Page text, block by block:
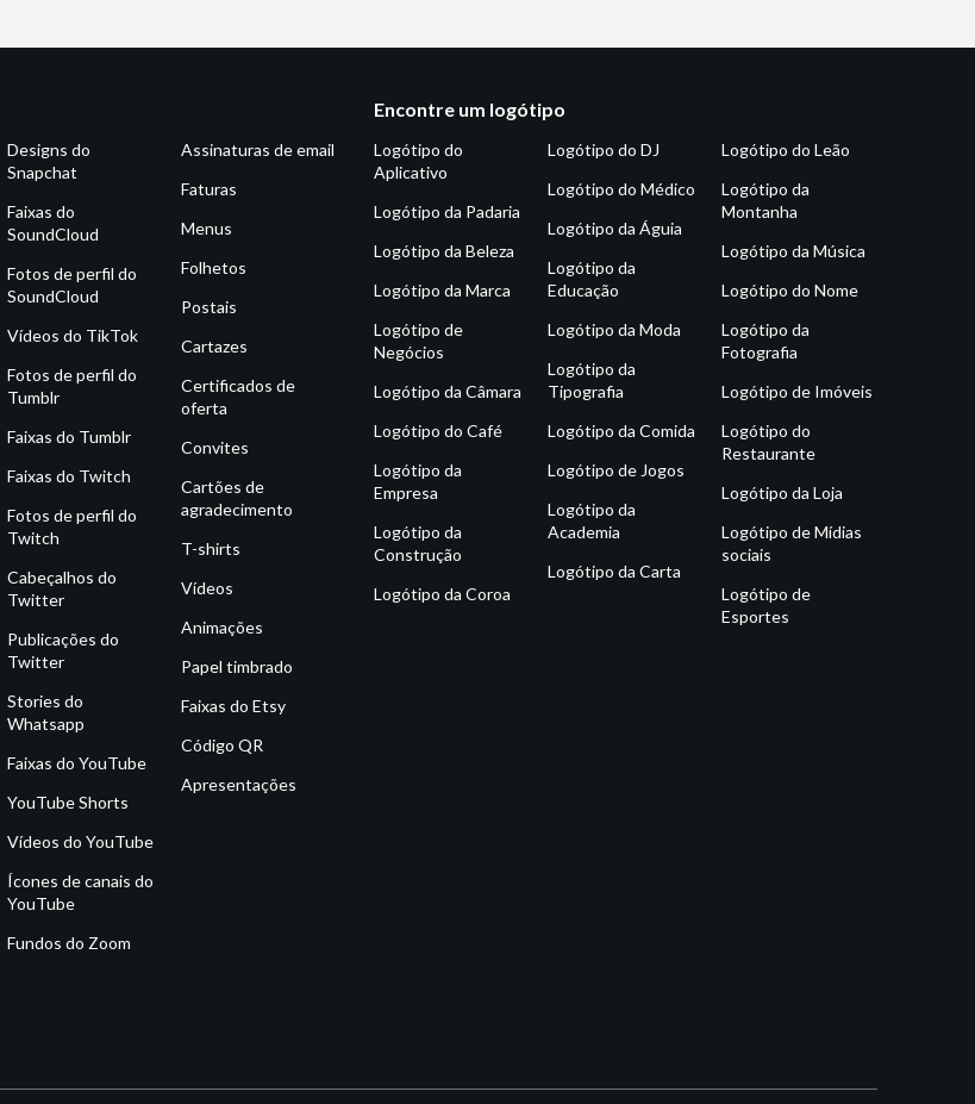
Designs do
Snapchat
Faixas do
SoundCloud
Fotos de perfil do
SoundCloud
Vídeos do TikTok
Fotos de perfil do
Tumblr
Faixas do Tumblr
Faixas do Twitch
Fotos de perfil do
Twitch
Cabeçalhos do
Twitter
Publicações do
Twitter
Stories do
Whatsapp
Faixas do YouTube
YouTube Shorts
Vídeos do YouTube
Ícones de canais do
YouTube
Fundos do Zoom
Assinaturas de email
Faturas
Menus
Folhetos
Postais
Cartazes
Certificados de
oferta
Convites
Cartões de
agradecimento
T-shirts
Vídeos
Animações
Papel timbrado
Faixas do Etsy
Código QR
Apresentações
Encontre um logótipo
Logótipo do
Aplicativo
Logótipo da Padaria
Logótipo da Beleza
Logótipo da Marca
Logótipo de
Negócios
Logótipo da Câmara
Logótipo do Café
Logótipo da
Empresa
Logótipo da
Construção
Logótipo da Coroa
Logótipo do DJ
Logótipo do Médico
Logótipo da Águia
Logótipo da
Educação
Logótipo da Moda
Logótipo da
Tipografia
Logótipo da Comida
Logótipo de Jogos
Logótipo da
Academia
Logótipo da Carta
Logótipo do Leão
Logótipo da
Montanha
Logótipo da Música
Logótipo do Nome
Logótipo da
Fotografia
Logótipo de Imóveis
Logótipo do
Restaurante
Logótipo da Loja
Logótipo de Mídias
sociais
Logótipo de
Esportes